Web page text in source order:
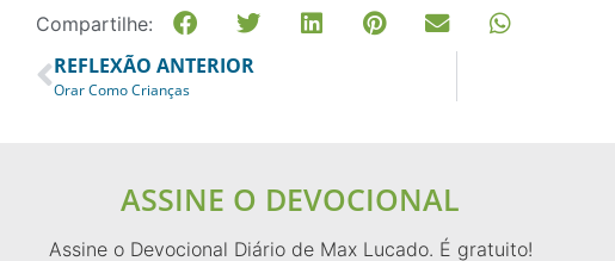
Compartilhe:
REFLEXÃO ANTERIOR
Orar Como Crianças
ASSINE O DEVOCIONAL
Assine o Devocional Diário de Max Lucado. É gratuito!